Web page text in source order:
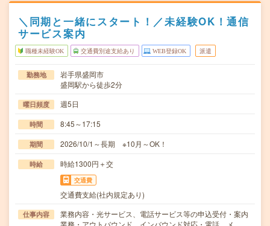
＼同期と一緒にスタート！／未経験OK！通信
サービス案内
職種未経験OK 交通費別途支給あり WEB登録OK 派遣
勤務地
岩手県盛岡市
盛岡駅から徒歩2分
曜日頻度 週5日
時間 8:45～17:15
期間 2026/10/1～長期 ※10月～OK！
時給 時給1300円＋交
交通費
交通費支給(社内規定あり)
仕事内容
業務内容・光サービス、電話サービス等の申込受付・案内
業務・アウトバウンド、インバウンド対応・電話、メ…